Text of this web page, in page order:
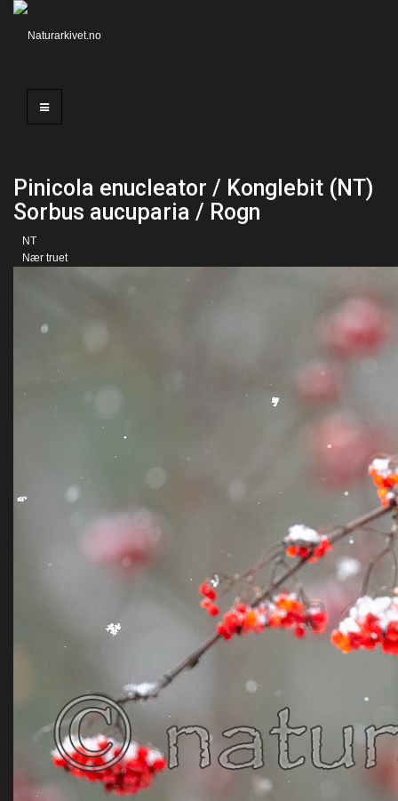
Pinicola enucleator / Konglebit (NT)
Sorbus aucuparia / Rogn
NT
Nær truet